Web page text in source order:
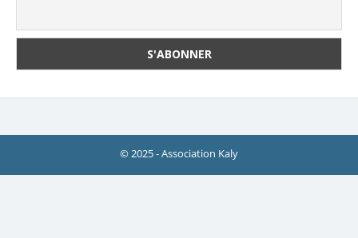
© 2025 - Association Kaly